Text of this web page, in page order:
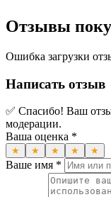
Отзывы
Ошибка загрузки
Написать отзыв
✅ Спасибо! Ваш
модерации.
Ваша оценка *
★ ★ ★ ★ ★
Ваше имя *